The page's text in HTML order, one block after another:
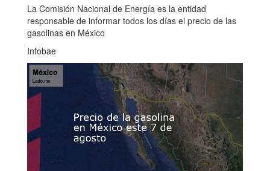
La Comisión Nacional de Energía es la entidad
responsable de informar todos los días el precio de las
gasolinas en México
Infobae